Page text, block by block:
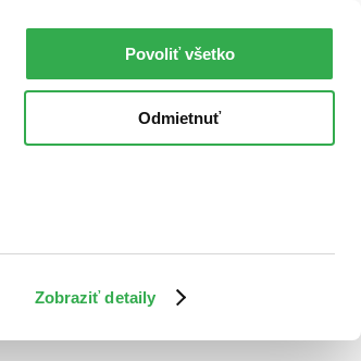
Zobraziť detaily
Povoliť všetko
Odmietnuť